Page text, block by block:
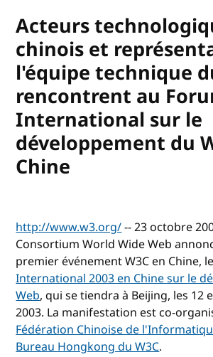
Acteurs
chinois et
l'équipe technique
rencontrent au
International sur le
développement du
Chine
http://www.w3.org/-- 23 octobre
Consortium World Wide Web
premier événement W3C en Chine,
International 2003 en Chine sur le
Web, qui se tiendra à Beijing, les 12
2003. La manifestation est co-
Fédération Chinoise de
Bureau Hongkong du W3C.